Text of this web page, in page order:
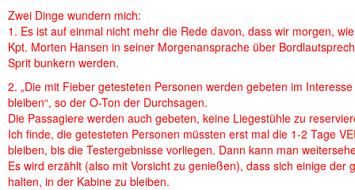
Zwei Dinge wundern mich:
1. Es ist auf einmal nicht mehr die Rede davon, dass wir morgen,
Kpt. Morten Hansen in seiner Morgenansprache über
Sprit bunkern werden.
2. „Die mit Fieber getesteten Personen werden gebeten im
bleiben“, so der O-Ton der Durchsagen.
Die Passagiere werden auch gebeten, keine Liegestühle zu
Ich finde, die getesteten Personen müssten erst mal die 1-2 Tage
bleiben, bis die Testergebnisse vorliegen. Dann kann man
Es wird erzählt (also mit Vorsicht zu genießen), dass sich einige der
halten, in der Kabine zu bleiben.